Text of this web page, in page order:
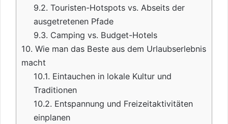
9.2. Touristen-Hotspots vs. Abseits der
ausgetretenen Pfade
9.3. Camping vs. Budget-Hotels
10. Wie man das Beste aus dem Urlaubserlebnis
macht
10.1. Eintauchen in lokale Kultur und
Traditionen
10.2. Entspannung und Freizeitaktivitäten
einplanen